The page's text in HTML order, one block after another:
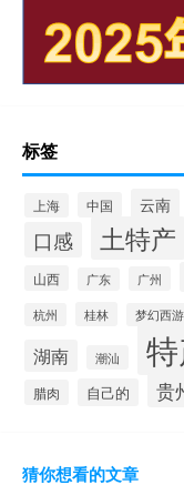
标签
上海 中国 云南
口感 土特产
山西 广东 广州
杭州 桂林 梦幻西游
湖南 潮汕
腊肉 自己的 贵
猜你想看的文章